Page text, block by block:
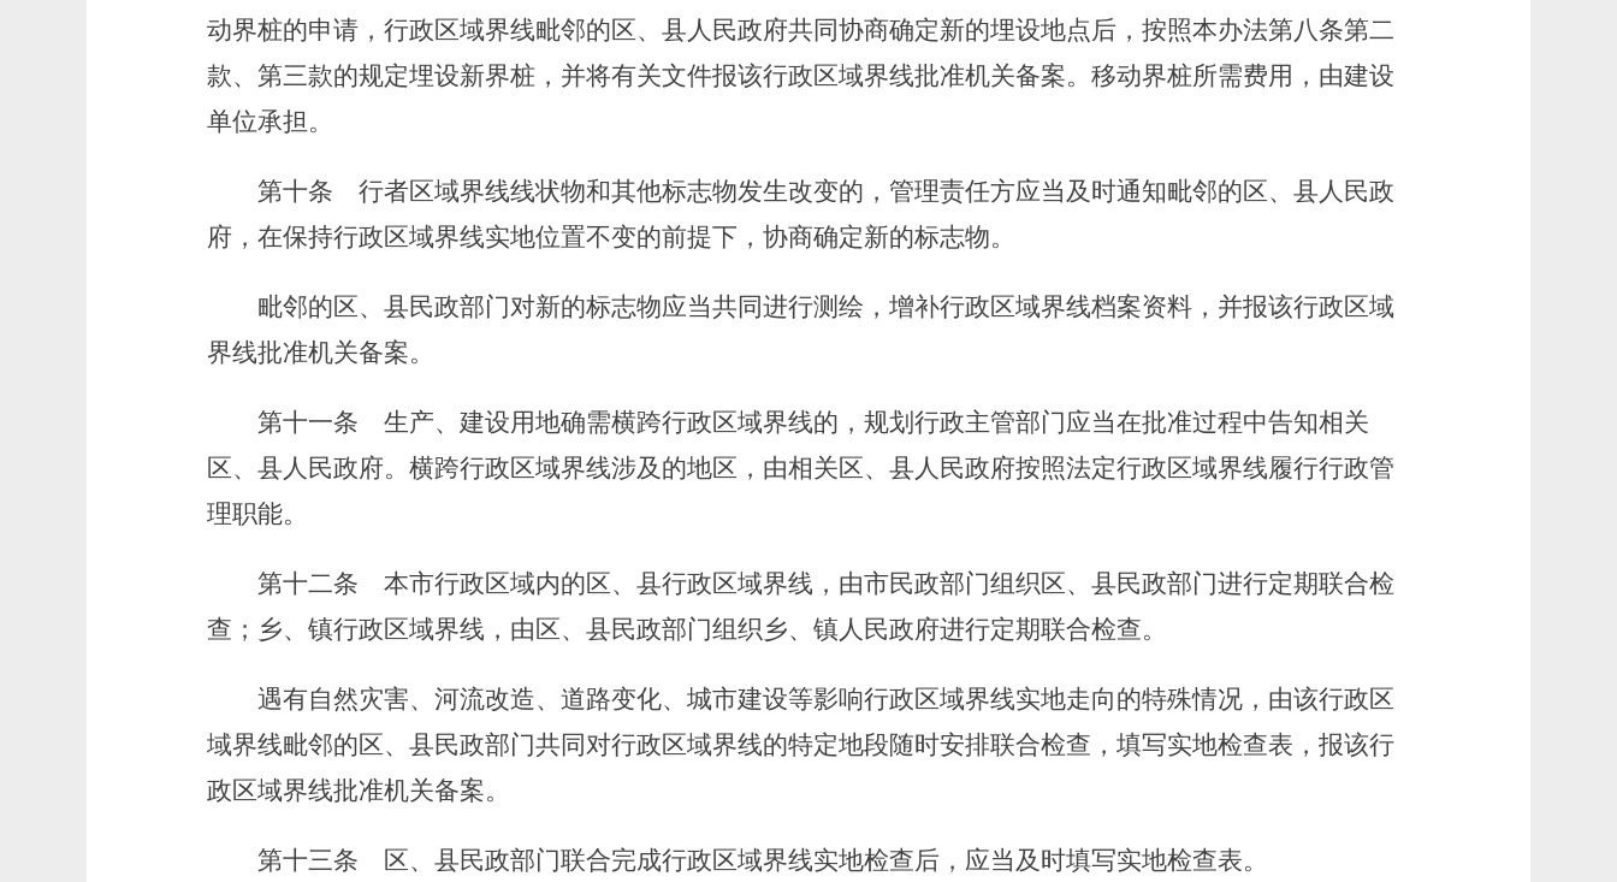
动界桩的申请，行政区域界线毗邻的区、县人民政府共同协商确定新的埋设地点后，按照本办法第八条第二
款、第三款的规定埋设新界桩，并将有关文件报该行政区域界线批准机关备案。移动界桩所需费用，由建设
单位承担。
第十条 行者区域界线线状物和其他标志物发生改变的，管理责任方应当及时通知毗邻的区、县人民政
府，在保持行政区域界线实地位置不变的前提下，协商确定新的标志物。
毗邻的区、县民政部门对新的标志物应当共同进行测绘，增补行政区域界线档案资料，并报该行政区域
界线批准机关备案。
第十一条 生产、建设用地确需横跨行政区域界线的，规划行政主管部门应当在批准过程中告知相关
区、县人民政府。横跨行政区域界线涉及的地区，由相关区、县人民政府按照法定行政区域界线履行行政管
理职能。
第十二条 本市行政区域内的区、县行政区域界线，由市民政部门组织区、县民政部门进行定期联合检
查；乡、镇行政区域界线，由区、县民政部门组织乡、镇人民政府进行定期联合检查。
遇有自然灾害、河流改造、道路变化、城市建设等影响行政区域界线实地走向的特殊情况，由该行政区
域界线毗邻的区、县民政部门共同对行政区域界线的特定地段随时安排联合检查，填写实地检查表，报该行
政区域界线批准机关备案。
第十三条 区、县民政部门联合完成行政区域界线实地检查后，应当及时填写实地检查表。